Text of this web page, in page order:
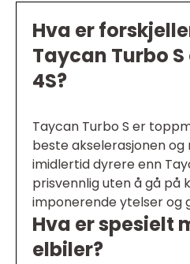
Hva er
Taycan Turbo
4S?
Taycan Turbo S er
beste akselerasjonen og
imidlertid dyrere enn
prisvennlig uten å gå på
imponerende ytelser og
Hva er spesielt
elbiler?